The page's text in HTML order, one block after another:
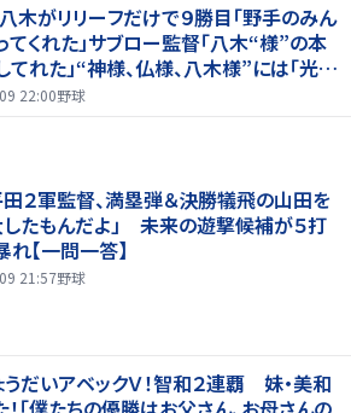
八木がリリーフだけで９勝目「野手のみん
てくれた」サブロー監督「八木“様”の本
れた」“神様、仏様、八木様”には「光栄
22:00野球
田２軍監督、満塁弾＆決勝犠飛の山田を
したもんだよ」 未来の遊撃候補が５打
【一問一答】
21:57野球
うだいアベックＶ！智和２連覇 妹・美和